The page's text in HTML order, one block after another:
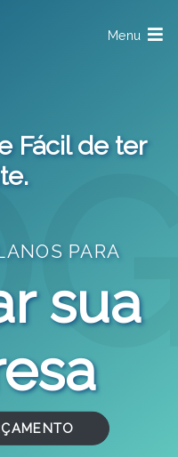
Menu
Fácil de ter
PARA
sua